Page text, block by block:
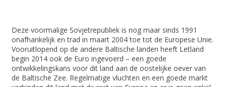
Deze voormalige Sovjetrepubliek is nog maar sinds 1991
onafhankelijk en trad in maart 2004 toe tot de Europese Unie.
Vooruitlopend op de andere Baltische landen heeft Letland
begin 2014 ook de Euro ingevoerd – een goede
ontwikkelingskans voor dit land aan de oostelijke oever van
de Baltische Zee. Regelmatige vluchten en een goede markt